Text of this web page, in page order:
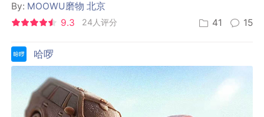
By: MOOWU磨物 北京
9.3
24人评分 41 15
哈啰